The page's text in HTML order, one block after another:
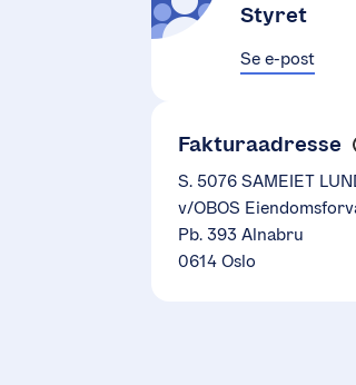
Styret
Se e-post
Fakturaadresse
S. 5076 SAMEIET
v/OBOS
Pb. 393 Alnabru
0614 Oslo